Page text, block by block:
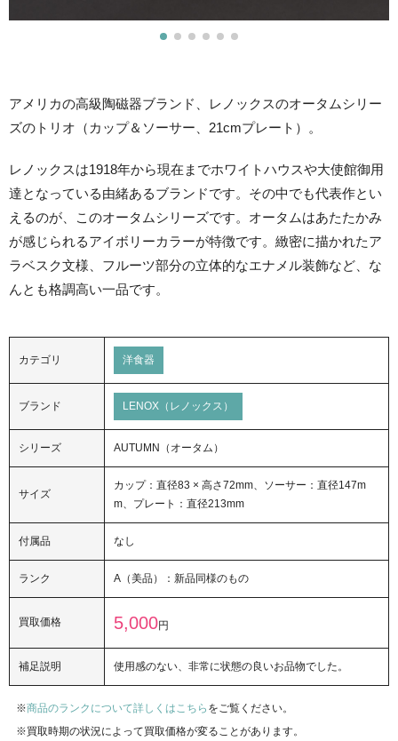
アメリカの高級陶磁器ブランド、レノックスのオータムシリー
ズのトリオ（カップ＆ソーサー、21cmプレート）。
レノックスは1918年から現在までホワイトハウスや大使館御用
達となっている由緒あるブランドです。その中でも代表作とい
えるのが、このオータムシリーズです。オータムはあたたかみ
が感じられるアイボリーカラーが特徴です。緻密に描かれたア
ラベスク文様、フルーツ部分の立体的なエナメル装飾など、な
んとも格調高い一品です。
カテゴリ 洋食器
ブランド LENOX（レノックス）
シリーズ AUTUMN（オータム）
サイズ
カップ：直径83 × 高さ72mm、ソーサー：直径147m
m、プレート：直径213mm
付属品 なし
ランク A（美品）：新品同様のもの
買取価格 5,000円
補足説明 使用感のない、非常に状態の良いお品物でした。
商品のランクについて詳しくはこちら をご覧ください。
買取時期の状況によって買取価格が変ることがあります。